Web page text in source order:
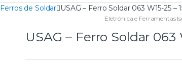
Ferros de Soldar USAG – Ferro Soldar 063 W15-25 –
Eletrónica e Ferramentas
USAG – Ferro Soldar 063